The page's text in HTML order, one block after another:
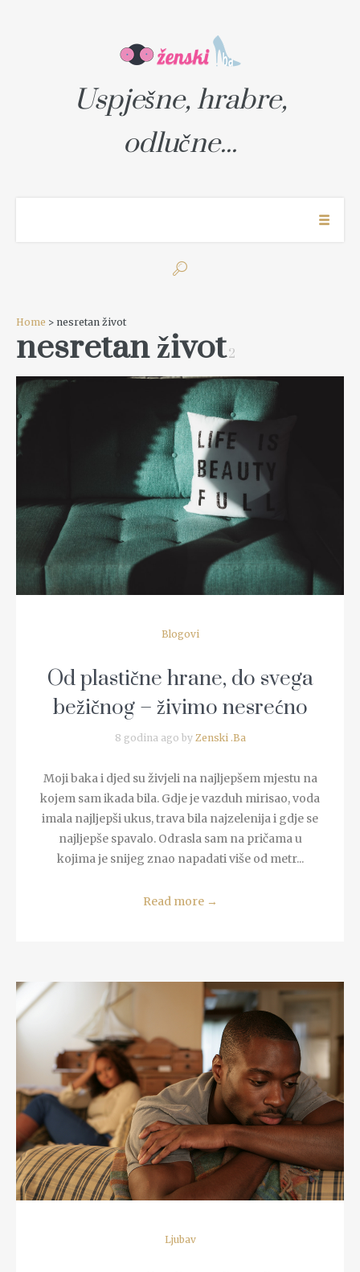
Uspješne, hrabre,
odlučne...
Home > nesretan život
nesretan život2
READ MORE
Blogovi
Od plastične hrane, do svega
bežičnog – živimo nesrećno
8 godina ago by Zenski .Ba
Moji baka i djed su živjeli na najljepšem mjestu na
kojem sam ikada bila. Gdje je vazduh mirisao, voda
imala najljepši ukus, trava bila najzelenija i gdje se
najljepše spavalo. Odrasla sam na pričama u
kojima je snijeg znao napadati više od metr...
Read more →
READ MORE
Ljubav